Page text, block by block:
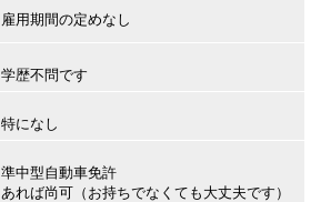
雇用期間の定めなし
学歴不問です
特になし
準中型自動車免許
あれば尚可（お持ちでなくても大丈夫です）